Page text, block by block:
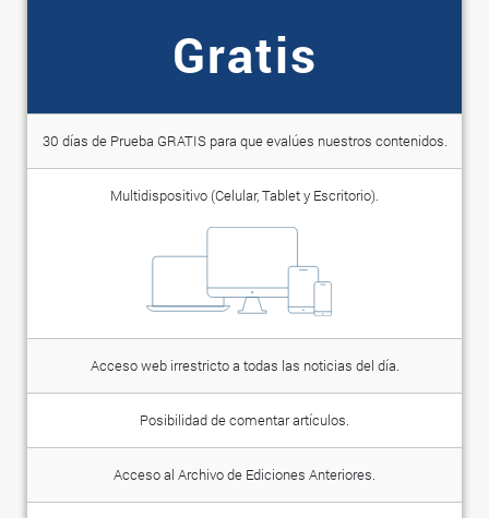
Gratis
30 días de Prueba GRATIS para que evalúes nuestros contenidos.
Multidispositivo (Celular, Tablet y Escritorio).
Acceso web irrestricto a todas las noticias del día.
Posibilidad de comentar artículos.
Acceso al Archivo de Ediciones Anteriores.